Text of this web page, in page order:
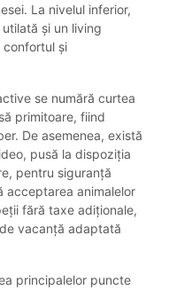
La nivelul inferior,
și un living
confortul și
se numără curtea
primitoare, fiind
De asemenea, există
pusă la dispoziția
pentru siguranță
acceptarea animalelor
fără taxe adiționale,
vacanță adaptată
principalelor puncte